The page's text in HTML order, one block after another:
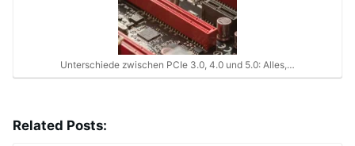
Unterschiede zwischen PCIe 3.0, 4.0 und 5.0: Alles,…
Related Posts: